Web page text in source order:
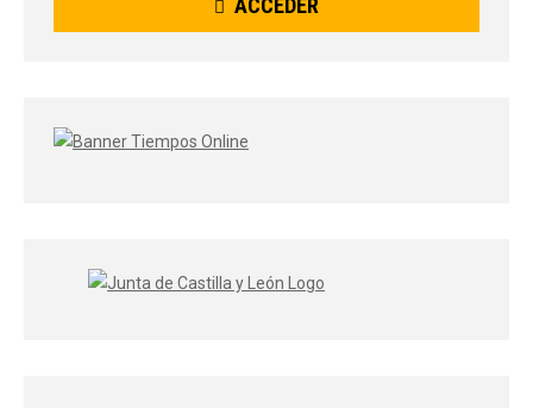
ACCEDER